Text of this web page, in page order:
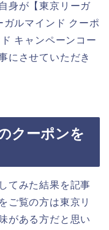
身が【東京リーガ
ガルマインド クーポ
キャンペーンコー
にさせていただき
クーポンを
てみた結果を記事
ご覧の方は東京リ
がある方だと思い